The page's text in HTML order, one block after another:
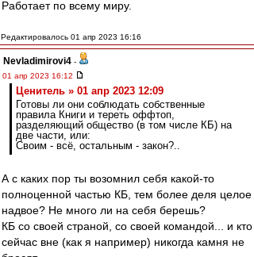
Работает по всему миру.
Редактировалось 01 апр 2023 16:16
Nevladimirovi4 -
01 апр 2023 16:12
Ценитель » 01 апр 2023 12:09
Готовы ли они соблюдать собственные
правила Книги и тереть оффтоп,
разделяющий общество (в том числе КБ) на
две части, или:
Своим - всё, остальным - закон?..
А с каких пор ты возомнил себя какой-то
полноценной частью КБ, тем более деля целое
надвое? Не много ли на себя берешь?
КБ со своей страной, со своей командой... и кто
сейчас вне (как я например) никогда камня не